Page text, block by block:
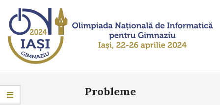
OLIMPIADA
NAȚIONALĂProbleme